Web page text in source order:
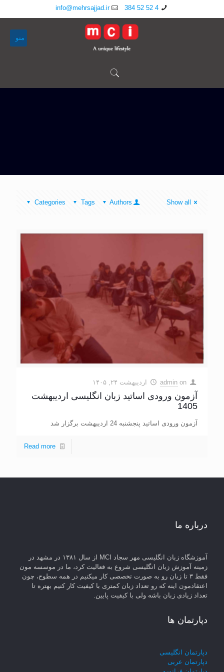
4 52 52 384
info@mehrsajjad.ir
منو
Categories Tags Authors Show all
admin on اردیبهشت ۲۴, ۱۴۰۵
آزمون ورودی اساتید زبان انگلیسی اردیبهشت
1405
آزمون ورودی اساتید پنجشنبه 24 اردیبهشت برگزار شد
Read more
درباره ما
آموزشگاه زبان انگلیسی مهر سجاد MCI از سال ۱۳۸۱ در مشهد در
زمینه آموزش زبان انگلیسی شروع به فعالیت کرد، ما در موسسه مون
فقط ۳ تا زبان رو به صورت تخصصی کار میکنیم در همه سطوح، چون
اعتقادمون اینه که رو تعداد زبان کمتری با کیفیت کار کنیم بهتره تا
تعداد زیادی زبان باشه ولی با کیفیت پایین.
دپارتمان ها
دپارتمان انگلیسی
دپارتمان عربی